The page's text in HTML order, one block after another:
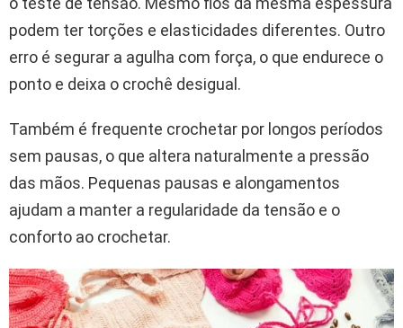
podem ter torções e elasticidades diferentes. Outro
erro é segurar a agulha com força, o que endurece o
ponto e deixa o crochê desigual.
Também é frequente crochetar por longos períodos
sem pausas, o que altera naturalmente a pressão
das mãos. Pequenas pausas e alongamentos
ajudam a manter a regularidade da tensão e o
conforto ao crochetar.